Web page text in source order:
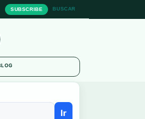
SUBSCRIBE BUSCAR
Ir